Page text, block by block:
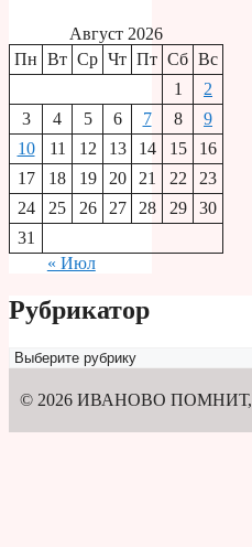
Август 2026
Пн Вт Ср Чт Пт Сб Вс
1
2
3
4 5 6 7 8
9
10
11 12 13 14 15
16
17
18 19 20 21 22
23
24
25 26 27 28 29
30
31
« Июл
Рубрикатор
Рубрикатор
© 2026 ИВАНОВО ПОМНИТ,